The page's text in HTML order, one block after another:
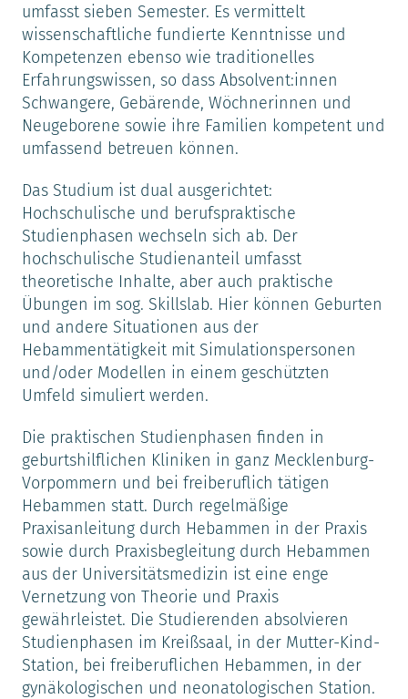
umfasst sieben Semester. Es vermittelt
wissenschaftliche fundierte Kenntnisse und
Kompetenzen ebenso wie traditionelles
Erfahrungswissen, so dass Absolvent:innen
Schwangere, Gebärende, Wöchnerinnen und
Neugeborene sowie ihre Familien kompetent und
umfassend betreuen können.
Das Studium ist dual ausgerichtet:
Hochschulische und berufspraktische
Studienphasen wechseln sich ab. Der
hochschulische Studienanteil umfasst
theoretische Inhalte, aber auch praktische
Übungen im sog. Skillslab. Hier können Geburten
und andere Situationen aus der
Hebammentätigkeit mit Simulationspersonen
und/oder Modellen in einem geschützten
Umfeld simuliert werden.
Die praktischen Studienphasen finden in
geburtshilflichen Kliniken in ganz Mecklenburg-
Vorpommern und bei freiberuflich tätigen
Hebammen statt. Durch regelmäßige
Praxisanleitung durch Hebammen in der Praxis
sowie durch Praxisbegleitung durch Hebammen
aus der Universitätsmedizin ist eine enge
Vernetzung von Theorie und Praxis
gewährleistet. Die Studierenden absolvieren
Studienphasen im Kreißsaal, in der Mutter-Kind-
Station, bei freiberuflichen Hebammen, in der
gynäkologischen und neonatologischen Station.